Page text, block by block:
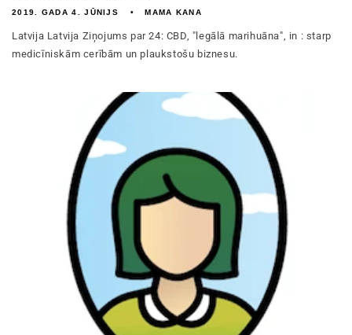
2019. GADA 4. JŪNIJS MAMA KANA
Latvija Latvija Ziņojums par 24: CBD, "legālā marihuāna", in : starp
medicīniskām cerībām un plaukstošu biznesu.